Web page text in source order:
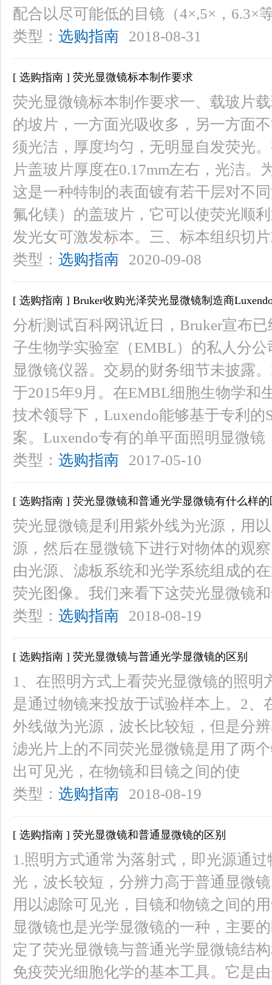
配合以尽可能低的目镜（4×,5×，6.3×
类型： 选购指南 2018-08-31
[ 选购指南 ] 荧光显微镜标本制作要求
荧光显微镜标本制作要求一、载玻片
的坡片，一方面光吸收多，另一方面
须光洁，厚度均匀，无明显自发荧光
片盖玻片厚度在0.17mm左右，光洁
这是一种特制的表面镀有若干层对不
氟化镁）的盖玻片，它可以使荧光顺
发光女可激发标本。三、标本组织切
类型： 选购指南 2020-09-08
[ 选购指南 ] Bruker收购光泽荧光显微镜制造商
分析测试百科网讯近日，Bruker宣布
子生物学实验室（EMBL）的私人分
显微镜仪器。交易的财务细节未披露
于2015年9月。在EMBL细胞生物学和
技术领导下，Luxendo能够基于专利
案。Luxendo专有的单平面照明显微镜
类型： 选购指南 2017-05-10
[ 选购指南 ] 荧光显微镜和普通光学显微镜有什么样的
荧光显微镜是利用紫外线为光源，用
源，然后在显微镜下进行对物体的观
由光源、滤板系统和光学系统组成的
荧光图像。我们来看下这荧光显微镜
类型： 选购指南 2018-08-19
[ 选购指南 ] 荧光显微镜与普通光学显微镜的区别
1、在照明方式上看荧光显微镜的照
是通过物镜来投放于试验样本上。2
外线做为光源，波长比较短，但是分
滤光片上的不同荧光显微镜是用了两
出可见光，在物镜和目镜之间的使
类型： 选购指南 2018-08-19
[ 选购指南 ] 荧光显微镜和普通显微镜的区别
1.照明方式通常为落射式，即光源通
光，波长较短，分辨力高于普通显微
用以滤除可见光，目镜和物镜之间的
显微镜也是光学显微镜的一种，主要
定了荧光显微镜与普通光学显微镜结
免疫荧光细胞化学的基本工具。它是